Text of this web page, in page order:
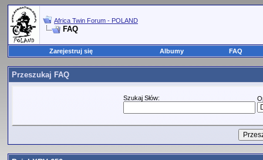
Africa Twin Forum - POLAND
FAQ
Zarejestruj się Albumy FAQ
Przeszukaj FAQ
Szukaj Słów: